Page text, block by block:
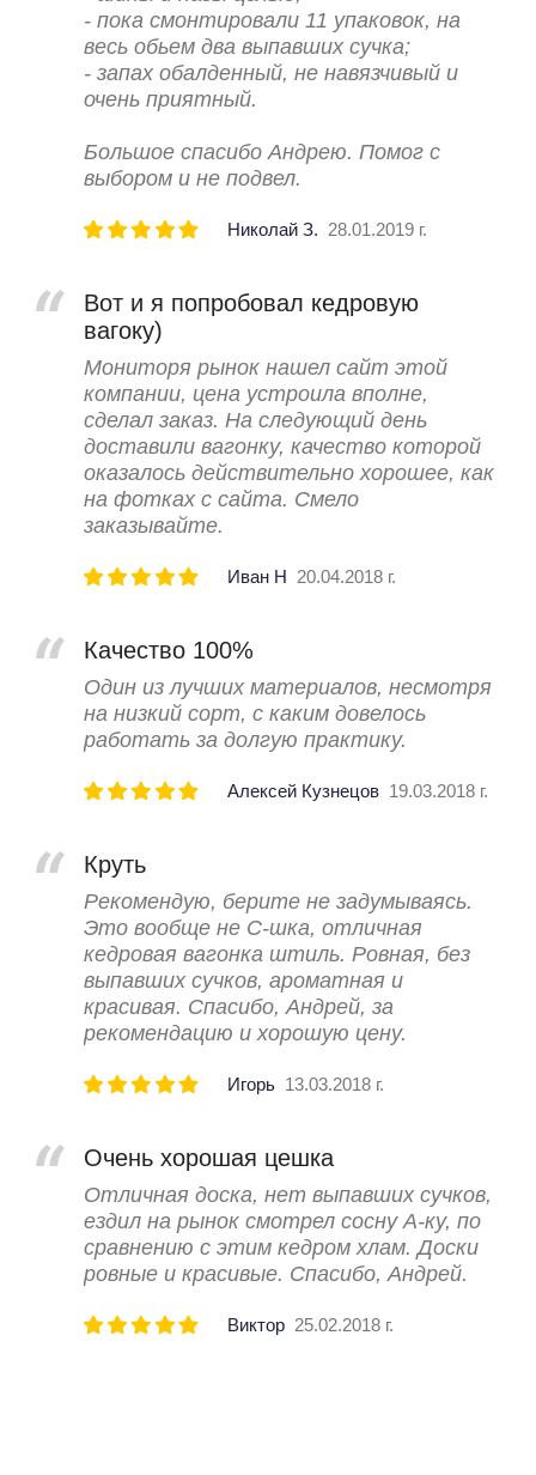
- пока смонтировали 11 упаковок, на
весь обьем два выпавших сучка;
- запах обалденный, не навязчивый и
очень приятный.
Большое спасибо Андрею. Помог с
выбором и не подвел.
Николай З. 28.01.2019 г.
Вот и я попробовал кедровую
вагоку)
Мониторя рынок нашел сайт этой
компании, цена устроила вполне,
сделал заказ. На следующий день
доставили вагонку, качество которой
оказалось действительно хорошее, как
на фотках с сайта. Смело
заказывайте.
Иван Н 20.04.2018 г.
Качество 100%
Один из лучших материалов, несмотря
на низкий сорт, с каким довелось
работать за долгую практику.
Алексей Кузнецов 19.03.2018 г.
Круть
Рекомендую, берите не задумываясь.
Это вообще не С-шка, отличная
кедровая вагонка штиль. Ровная, без
выпавших сучков, ароматная и
красивая. Спасибо, Андрей, за
рекомендацию и хорошую цену.
Игорь 13.03.2018 г.
Очень хорошая цешка
Отличная доска, нет выпавших сучков,
ездил на рынок смотрел сосну А-ку, по
сравнению с этим кедром хлам. Доски
ровные и красивые. Спасибо, Андрей.
Виктор 25.02.2018 г.